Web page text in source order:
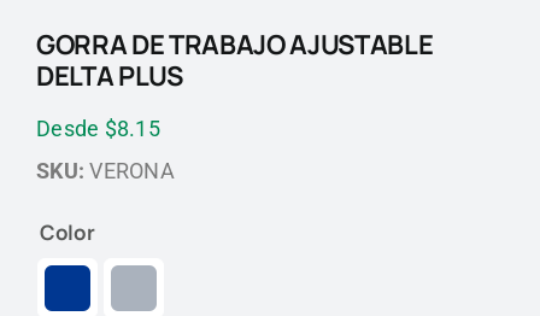
GORRA DE TRABAJO AJUSTABLE
DELTA PLUS
Desde $8.15
SKU: VERONA
Color